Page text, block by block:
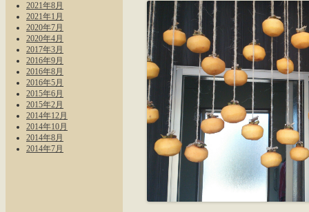
2021年8月
2021年1月
2020年7月
2020年4月
2017年3月
2016年9月
2016年8月
2016年5月
2015年6月
2015年2月
2014年12月
2014年10月
2014年8月
2014年7月